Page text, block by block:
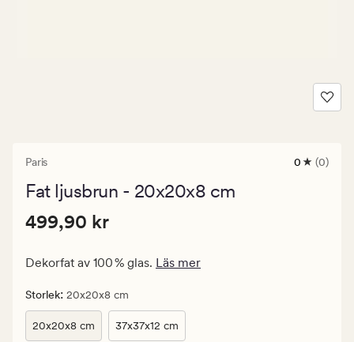
Paris
0
0 (0)
Fat ljusbrun - 20x20x8 cm
Pris
499,90
pris
499,90
kr
Pris 499,90 kr
499,90 kr
Dekorfat av 100 % glas. Läs mer
Storlek: 20x20x8 cm
20x20x8 cm 37x37x12 cm